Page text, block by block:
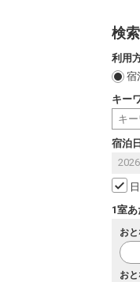
検
利用
宿
キー
宿泊
1室
おと
おと